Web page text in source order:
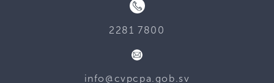
2281 7800
info@cvpcpa.gob.sv